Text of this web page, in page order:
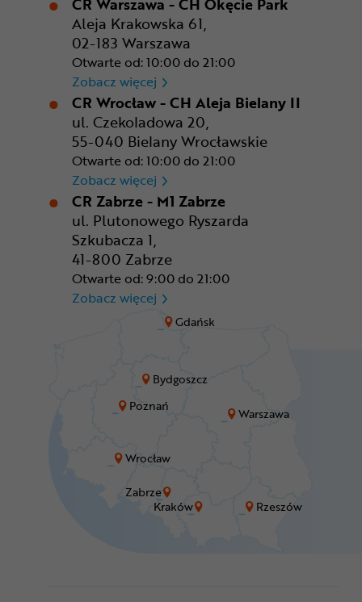
Bydgoszcz
Gdańsk
Kraków
Poznań
Rzeszów
Warszawa
Wrocław
Zabrze
Aleja Krakowska 61,
02-183 Warszawa
Otwarte od: 10:00 do 21:00
Zobacz więcej CR Warszawa - CH Okęcie
CR Wrocław - CH Aleja Bielany II
ul. Czekoladowa 20,
55-040 Bielany Wrocławskie
Otwarte od: 10:00 do 21:00
Zobacz więcej CR Wrocław - CH Aleja
CR Zabrze - M1 Zabrze
ul. Plutonowego Ryszarda
Szkubacza 1,
41-800 Zabrze
Otwarte od: 9:00 do 21:00
Zobacz więcej CR Zabrze - M1 Zabrze